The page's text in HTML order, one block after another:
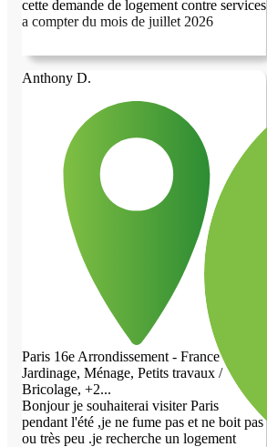
cette demande de logement contre services
a compter du mois de juillet 2026
Anthony D.
Paris 16e Arrondissement - France
Jardinage, Ménage, Petits travaux /
Bricolage, +2...
Bonjour je souhaiterai visiter Paris
pendant l'été ,je ne fume pas et ne boit pas
ou très peu .je recherche un logement